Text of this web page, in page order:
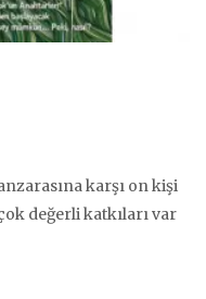
karşı on kişi
değerli katkıları var